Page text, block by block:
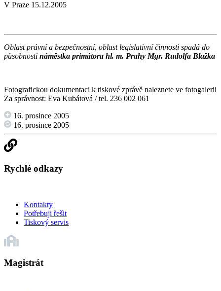
V Praze 15.12.2005
Oblast právní a bezpečnostní, oblast legislativní činnosti spadá do
působnosti náměstka primátora hl. m. Prahy Mgr. Rudolfa Blažka
Fotografickou dokumentaci k tiskové zprávě naleznete ve fotogalerii
Za správnost: Eva Kubátová / tel. 236 002 061
16. prosince 2005
16. prosince 2005
Rychlé odkazy
Kontakty
Potřebuji řešit
Tiskový servis
Magistrát